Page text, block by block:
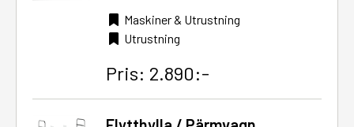
Maskiner & Utrustning
Utrustning
Pris: 2.890:-